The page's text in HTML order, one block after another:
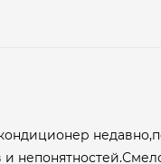
и